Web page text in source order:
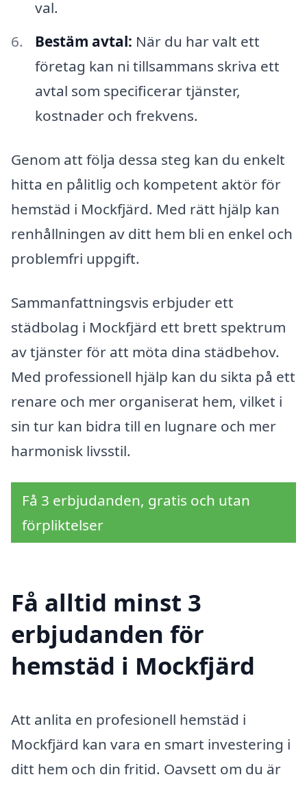
val.
Bestäm avtal: När du har valt ett
företag kan ni tillsammans skriva ett
avtal som specificerar tjänster,
kostnader och frekvens.
Genom att följa dessa steg kan du enkelt
hitta en pålitlig och kompetent aktör för
hemstäd i Mockfjärd. Med rätt hjälp kan
renhållningen av ditt hem bli en enkel och
problemfri uppgift.
Sammanfattningsvis erbjuder ett
städbolag i Mockfjärd ett brett spektrum
av tjänster för att möta dina städbehov.
Med professionell hjälp kan du sikta på ett
renare och mer organiserat hem, vilket i
sin tur kan bidra till en lugnare och mer
harmonisk livsstil.
Få 3 erbjudanden, gratis och utan
förpliktelser
Få alltid minst 3
erbjudanden för
hemstäd i Mockfjärd
Att anlita en profesionell hemstäd i
Mockfjärd kan vara en smart investering i
ditt hem och din fritid. Oavsett om du är